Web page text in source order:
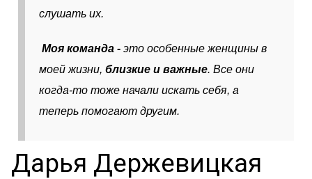
слушать их.
Моя команда - это особенные женщины в
моей жизни, близкие и важные. Все они
когда-то тоже начали искать себя, а
теперь помогают другим.
Дарья Держевицкая